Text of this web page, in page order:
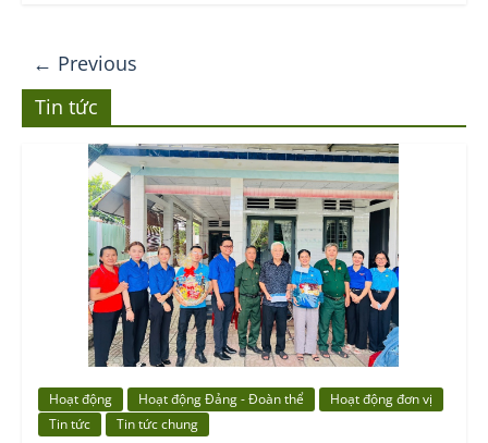
← Previous
Tin tức
Hoạt động Hoạt động Đảng - Đoàn thể
Hoạt động đơn vị
Tin tức
Tin tức chung